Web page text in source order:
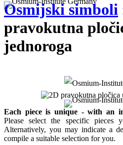
Osmijski simboli
pravokutna
jednoroga
Each piece is unique - with an
Please select the specific pieces
Alternatively, you may indicate a
compile a suitable selection for you.